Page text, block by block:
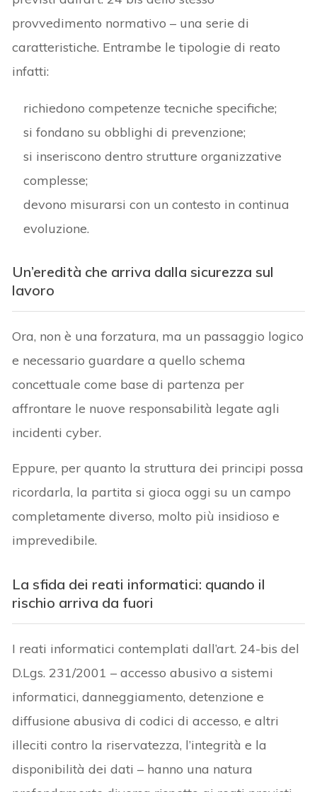
provvedimento normativo – una serie di
caratteristiche. Entrambe le tipologie di reato
infatti:
richiedono competenze tecniche specifiche;
si fondano su obblighi di prevenzione;
si inseriscono dentro strutture organizzative
complesse;
devono misurarsi con un contesto in continua
evoluzione.
Un’eredità che arriva dalla sicurezza sul
lavoro
Ora, non è una forzatura, ma un passaggio logico
e necessario guardare a quello schema
concettuale come base di partenza per
affrontare le nuove responsabilità legate agli
incidenti cyber.
Eppure, per quanto la struttura dei principi possa
ricordarla, la partita si gioca oggi su un campo
completamente diverso, molto più insidioso e
imprevedibile.
La sfida dei reati informatici: quando il
rischio arriva da fuori
I reati informatici contemplati dall’art. 24-bis del
D.Lgs. 231/2001 – accesso abusivo a sistemi
informatici, danneggiamento, detenzione e
diffusione abusiva di codici di accesso, e altri
illeciti contro la riservatezza, l’integrità e la
disponibilità dei dati – hanno una natura